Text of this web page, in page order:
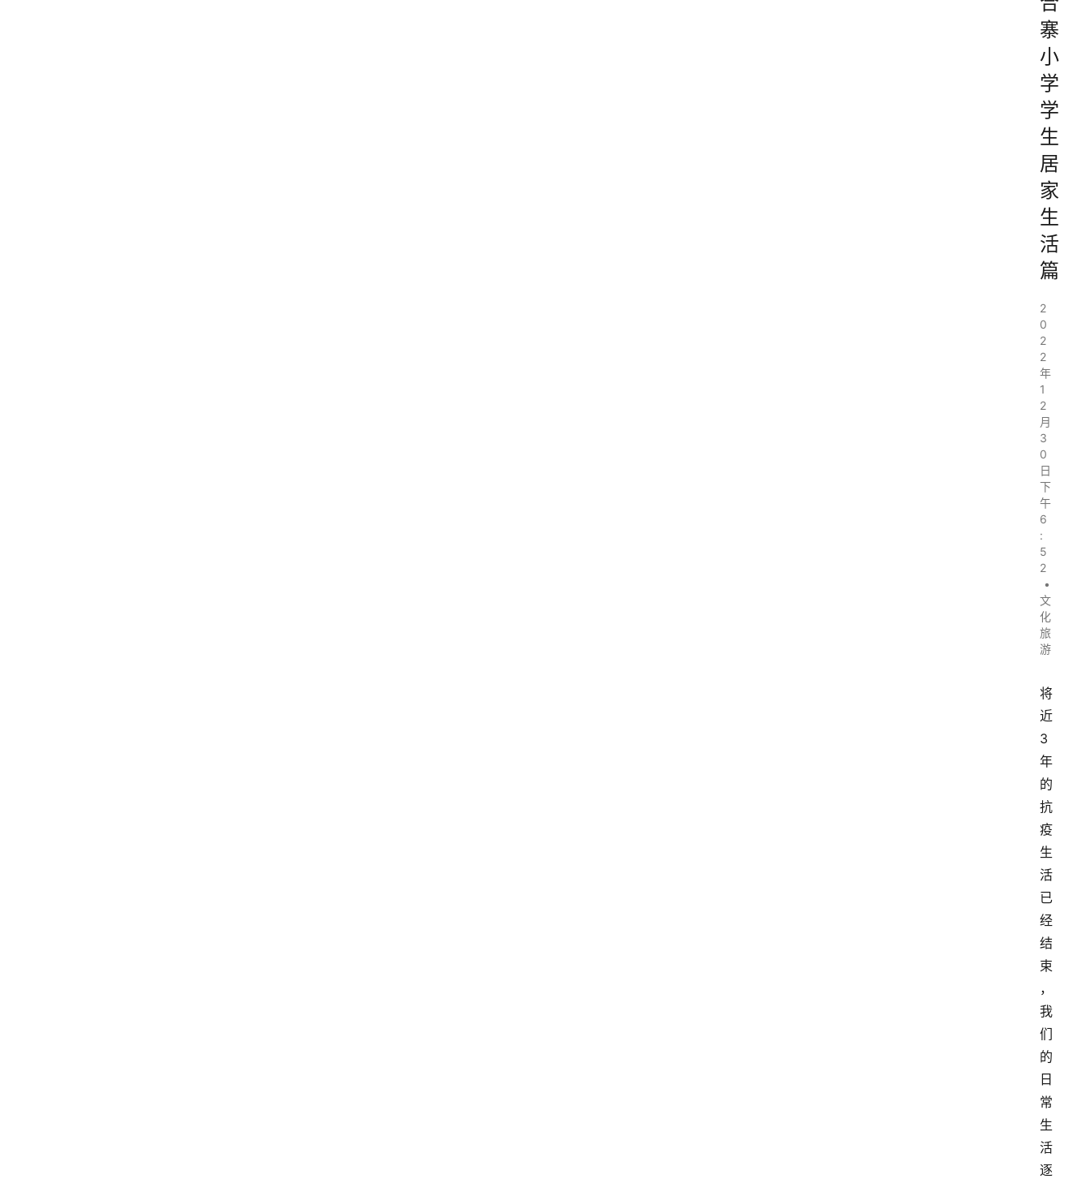
寨
小
学
学
生
居
家
生
活
篇
2
0
2
2
年
1
2
月
3
0
日
下
午
6
:
5
2
•
文
化
旅
游
将
近
3
年
的
抗
疫
生
活
已
经
结
束
，
我
们
的
日
常
生
活
逐